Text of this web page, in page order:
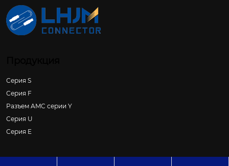
Серия S
Серия F
Разъем AMC серии Y
Серия U
Серия E